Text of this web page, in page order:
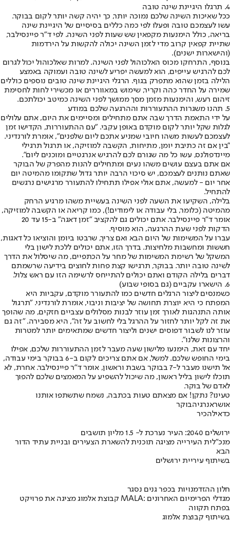
4. תרגלו היגיינת שינה טובה
ככל שאיכות השינה שלכם נמוכה יותר, כך יהיה קשה יותר לקום בבוקר.
עשו לעצמכם טובה ופעלו לפי כמה כללים בסיסיים של היגיינת שינה
בריאה, כולל הימנעות מקפאין שש שעות לפני השינה. לפי ד"ר פיינסילבר,
שתיית קפאין קרוב מדי לזמן השינה יכולה להקשות על הירדמות
(והישארות ישנים).
בנוסף, התרחקו מכוס האלכוהול לפני השינה. למרות שאלכוהול יכול לגרום
לכם להרגיש עייפים, הוא למעשה יפריע לשינה טובה ועמוקה באמצע
הלילה בזמן שהוא מתפרק בגוף. הרגלי היגיינת שינה טובים נוספים כוללים
שמירה על החדר כהה וקריר, שימוש במאווררים או מכשירי לחות לחסימת
זיהום רעש, והימנעות מזמן מסך ממושך לפני השינה כמיטב יכולתכם.
5. תהנו משגרות ההתעוררות וההרגעה שלכם במודע
על ידי התאמת הדרך שבה אתם מתחילים ומסיימים את היום, אתם עלולים
לגלות שקל יותר לקום מוקדם באופן עקבי. "עם ההתעוררות, הקדישו זמן
לעצמכם לעשות משהו חיובי שמניע אתכם ליום שלפנים", אומרת לורנדיני.
"בין אם זה כתיבת יומן, מתיחות, הקשבה למוזיקה, או תרגול תרגילי
מיינדפולנס, עשו כל מה שגורם לכם להרגיש אנרגטיים ומוכנים ליום".
אם אתם בעצם עושים משהו נעים ומתחילים להנות מהפרק של הבוקר
שאתם נותנים לעצמכם, יש סיכוי הרבה יותר גדול שתקומו מהמיטה יום
אחר יום - למעשה, אתם אולי אפילו תתחילו להתעורר מרגישים נרגשים
להתחיל.
בלילה, השקיעו את השעה לפני השינה בעשיית משהו מרגיע הרחק
מהמיטה (כלומר, בלי עבודה או לימודים!), כמו קריאה או הקשבה למוזיקה,
אומר ד"ר פיינסילבר. אתם יכולים גם להקציב "זמן דאגה" ב-15 עד 20
הדקות לפני שעת ההרגעה, הוא מוסיף.
עברו על המשימות של היום הבא ואם צריך, שרבטו ביומן והוציאו כל דאגות,
חששות ומחשבות מלחיצות. בדרך הזו, אתם יכולים ללכת לישון בלי
המשקל של רשימת המשימות של מחר על הכתפיים, מה שיסלול את הדרך
לשינה טובה יותר. בבוקר, תרגישו קצת פחות לחוצים בידיעה שרשמתם
דברים בלילה הקודם ואתם יכולים להתייחס לרשימה הזו עם ראש צלול.
6. הישארו עקביים (גם בסופי שבוע)
כשמנסים ליצור הרגלים חדשים כמו להתעורר מוקדם, עקביות היא
המפתח כי היא יוצרת תחושה של יציבות וניבוי, אומרת לורנדיני. "תרגול
אותה התנהגות לאורך זמן עוזר לבנות מסלולים עצביים חזקים, מה שהופך
את זה לקל יותר לחזור על ההרגל בלי לחשוב על זה", היא מסבירה. "זה גם
עוזר לנו לשבור דפוסים ישנים וליצור חדשים שמתאימים יותר למטרות
והרצונות שלנו".
יחד עם זאת, הימנעו מלישון שעה מעבר לזמן ההתעוררות שלכם, אפילו
בימי החופש שלכם. למשל, אם אתם צריכים לקום ב-6 בבוקר בימי עבודה,
אל תישנו מעבר ל-7 בבוקר בשבת וראשון, אומר ד"ר פיינסילבר. אחרת, לא
תוכלו לישון בליל ראשון, מה שיכול להשפיע על המאמצים שלכם להפוך
לאדם של בוקר.
טעינו? נתקן! אם מצאתם טעות בכתבה, נשמח שתשתפו אותנו
אושראנרגיהבוקר
כדאילהכיר
ירושלים 2040: העיר נערכת ל- 1.5 מליון תושבים
מנכ"לית העירייה מציגה תוכנית להשארת הצעירים ובניית עתיד הדור
הבא
בשיתוף עיריית ירושלים
חלון ההזדמנויות בכפר גנים נסגר
קבוצת אלמוג מציגה את פרויקט MALA: מגדלי הפרימיום האחרונים
בפתח תקווה
בשיתוף קבוצת אלמוג